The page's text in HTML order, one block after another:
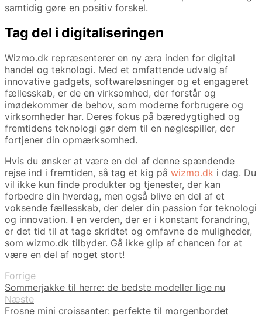
samtidig gøre en positiv forskel.
Tag del i digitaliseringen
Wizmo.dk repræsenterer en ny æra inden for digital
handel og teknologi. Med et omfattende udvalg af
innovative gadgets, softwareløsninger og et engageret
fællesskab, er de en virksomhed, der forstår og
imødekommer de behov, som moderne forbrugere og
virksomheder har. Deres fokus på bæredygtighed og
fremtidens teknologi gør dem til en nøglespiller, der
fortjener din opmærksomhed.
Hvis du ønsker at være en del af denne spændende
rejse ind i fremtiden, så tag et kig på wizmo.dk i dag. Du
vil ikke kun finde produkter og tjenester, der kan
forbedre din hverdag, men også blive en del af et
voksende fællesskab, der deler din passion for teknologi
og innovation. I en verden, der er i konstant forandring,
er det tid til at tage skridtet og omfavne de muligheder,
som wizmo.dk tilbyder. Gå ikke glip af chancen for at
være en del af noget stort!
Forrige
Sommerjakke til herre: de bedste modeller lige nu
Næste
Frosne mini croissanter: perfekte til morgenbordet